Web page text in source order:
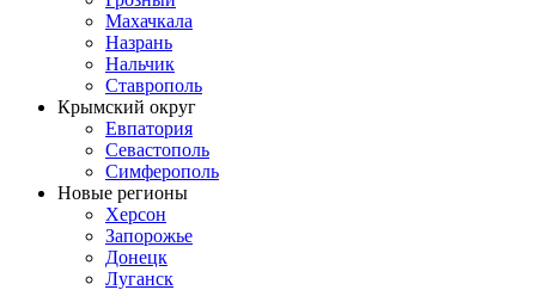
Махачкала
Назрань
Нальчик
Ставрополь
Крымский округ
Евпатория
Севастополь
Симферополь
Новые регионы
Херсон
Запорожье
Донецк
Луганск